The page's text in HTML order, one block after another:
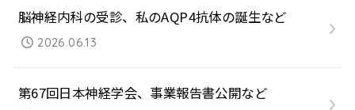
脳神経内科の受診、私のAQP4抗体の誕生など
2026.06.13
第67回日本神経学会、事業報告書公開など